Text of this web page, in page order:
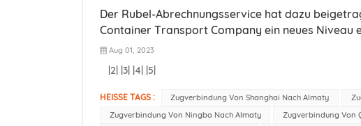
Der Rubel-Abrechnungsservice hat dazu
Container Transport Company ein neues Niveau
Aug 01, 2023
|2| |3| |4| |5|
HEISSE TAGS : Zugverbindung Von Shanghai Nach Almaty
Zugverbindung Von Ningbo Nach Almaty
Zugverbindung Von